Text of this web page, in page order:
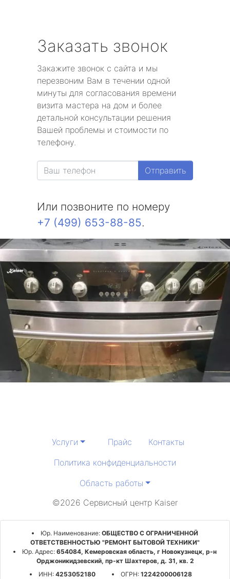
Заказать звонок
Закажите звонок с сайта и мы
перезвоним Вам в течении одной
минуты для согласования времени
визита мастера на дом и более
детальной консультации решения
Вашей проблемы и стоимости по
телефону.
Отправить
Или позвоните по номеру
+7 (499) 653-88-85.
Услуги Прайс
Контакты
Политика конфиденциальности
Область работы
©2026 Сервисный центр Kaiser
Юр. Наименование: ОБЩЕСТВО С ОГРАНИЧЕННОЙ
ОТВЕТСТВЕННОСТЬЮ "РЕМОНТ БЫТОВОЙ ТЕХНИКИ"
Юр. Адрес: 654084, Кемеровская область, г Новокузнецк, р-н
Орджоникидзевский, пр-кт Шахтеров, д. 31, кв. 2
ИНН: 4253052180 ОГРН: 1224200006128